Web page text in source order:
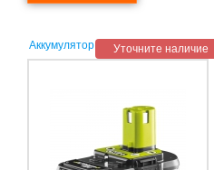
Уточните наличие
Аккумулятор